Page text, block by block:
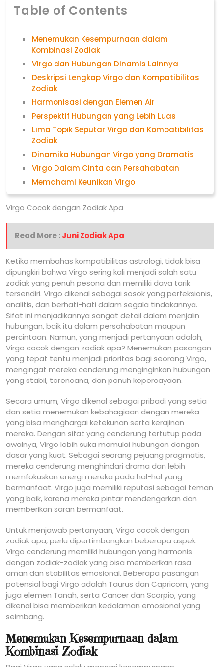
Table of Contents
Menemukan Kesempurnaan dalam
Kombinasi Zodiak
Virgo dan Hubungan Dinamis Lainnya
Deskripsi Lengkap Virgo dan Kompatibilitas
Zodiak
Harmonisasi dengan Elemen Air
Perspektif Hubungan yang Lebih Luas
Lima Topik Seputar Virgo dan Kompatibilitas
Zodiak
Dinamika Hubungan Virgo yang Dramatis
Virgo Dalam Cinta dan Persahabatan
Memahami Keunikan Virgo
Virgo Cocok dengan Zodiak Apa
Read More :Juni Zodiak Apa
Ketika membahas kompatibilitas astrologi, tidak bisa
dipungkiri bahwa Virgo sering kali menjadi salah satu
zodiak yang penuh pesona dan memiliki daya tarik
tersendiri. Virgo dikenal sebagai sosok yang perfeksionis,
analitis, dan berhati-hati dalam segala tindakannya.
Sifat ini menjadikannya sangat detail dalam menjalin
hubungan, baik itu dalam persahabatan maupun
percintaan. Namun, yang menjadi pertanyaan adalah,
Virgo cocok dengan zodiak apa? Menemukan pasangan
yang tepat tentu menjadi prioritas bagi seorang Virgo,
mengingat mereka cenderung menginginkan hubungan
yang stabil, terencana, dan penuh kepercayaan.
Secara umum, Virgo dikenal sebagai pribadi yang setia
dan setia menemukan kebahagiaan dengan mereka
yang bisa menghargai ketekunan serta kerajinan
mereka. Dengan sifat yang cenderung tertutup pada
awalnya, Virgo lebih suka memulai hubungan dengan
dasar yang kuat. Sebagai seorang pejuang pragmatis,
mereka cenderung menghindari drama dan lebih
memfokuskan energi mereka pada hal-hal yang
bermanfaat. Virgo juga memiliki reputasi sebagai teman
yang baik, karena mereka pintar mendengarkan dan
memberikan saran bermanfaat.
Untuk menjawab pertanyaan, Virgo cocok dengan
zodiak apa, perlu dipertimbangkan beberapa aspek.
Virgo cenderung memiliki hubungan yang harmonis
dengan zodiak-zodiak yang bisa memberikan rasa
aman dan stabilitas emosional. Beberapa pasangan
potensial bagi Virgo adalah Taurus dan Capricorn, yang
juga elemen Tanah, serta Cancer dan Scorpio, yang
dikenal bisa memberikan kedalaman emosional yang
seimbang.
Menemukan Kesempurnaan dalam
Kombinasi Zodiak